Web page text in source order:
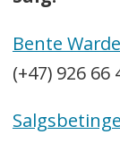
Bente
(+47) 926 66